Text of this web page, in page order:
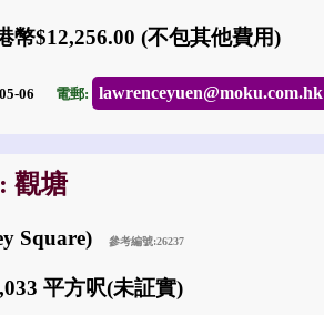
幣$12,256.00 (不包其他費用)
05-06 電郵: lawrenceyuen@moku.com.hk
觀塘
Square) 參考編號:26237
平方呎(未証實)